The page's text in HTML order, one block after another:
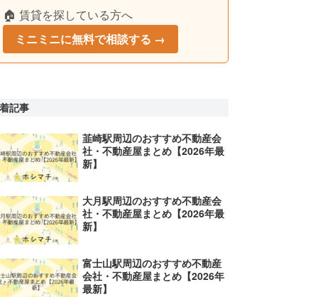
🏠 賃貸を探している方へ
ミニミニに無料で相談する →
記事
韮崎駅周辺のおすすめ不動産会
社・不動産屋まとめ【2026年最
新】
大月駅周辺のおすすめ不動産会
社・不動産屋まとめ【2026年最
新】
富士山駅周辺のおすすめ不動産
会社・不動産屋まとめ【2026年
最新】